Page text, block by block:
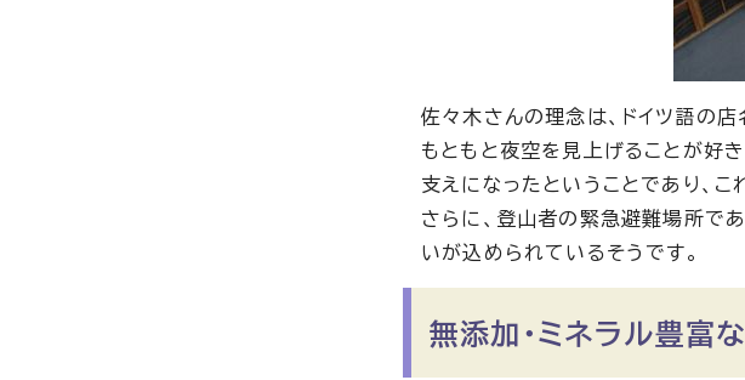
佐々木さんの理念は、ドイツ語の店
もともと夜空を見上げることが好
支えになったということであり、こ
さらに、登山者の緊急避難場所で
いが込められているそうです。
無添加・ミネラル豊富